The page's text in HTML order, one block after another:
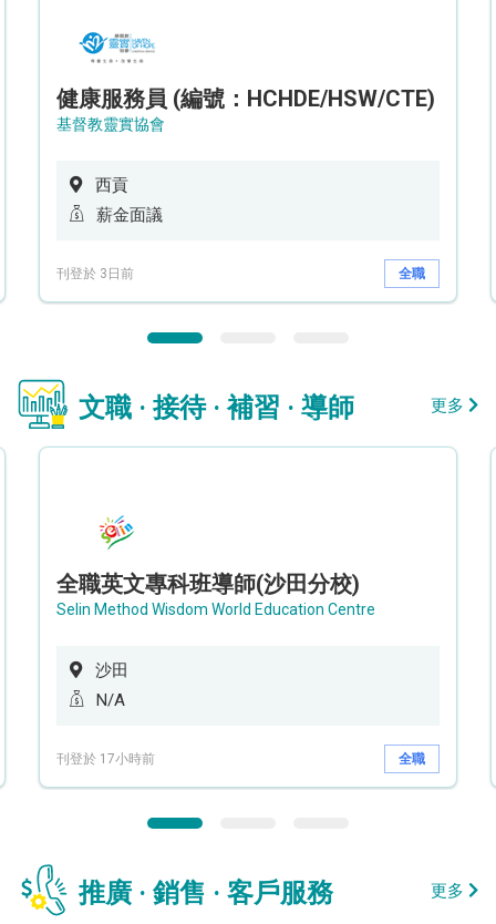
健康服務員 (編號：HCHDE/HSW/CTE)
基督教靈實協會
西貢
薪金面議
刊登於 3日前 全職
文職 · 接待 · 補習 · 導師 更多
全職英文專科班導師(沙田分校)
Selin Method Wisdom World Education Centre
沙田
N/A
刊登於 17小時前 全職
推廣 · 銷售 · 客戶服務 更多